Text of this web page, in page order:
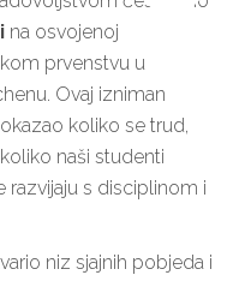
na osvojenoj
prvenstvu u
Ovaj izniman
koliko se trud,
naši studenti
s disciplinom i
niz sjajnih pobjeda i